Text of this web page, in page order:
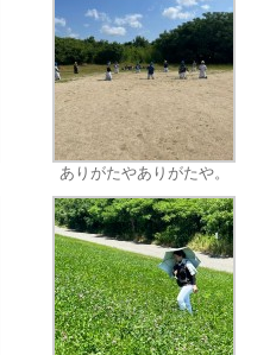
ありがたやありがたや。